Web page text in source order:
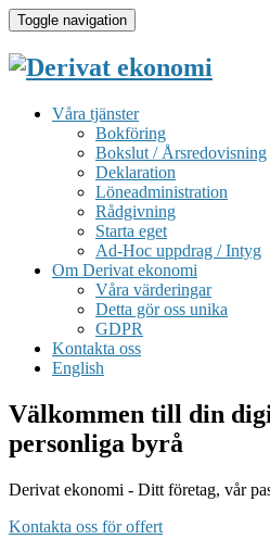
Toggle navigation
Våra tjänster
Bokföring
Bokslut / Årsredovisning
Deklaration
Löneadministration
Rådgivning
Starta eget
Ad-Hoc uppdrag / Intyg
Om Derivat ekonomi
Våra värderingar
Detta gör oss unika
GDPR
Kontakta oss
English
Välkommen till din
personliga byrå
Derivat ekonomi - Ditt företag, vår
Kontakta oss för offert